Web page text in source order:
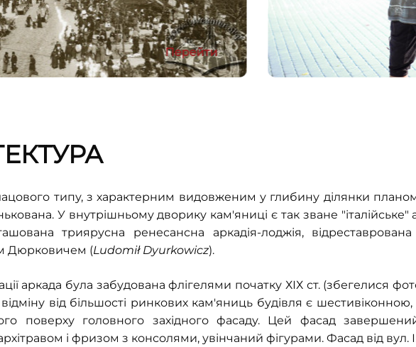
Перейти
типу, з характерним видовженим у глибину ділянки
У внутрішньому дворику кам'яниці є так зване "італійське"
триярусна ренесансна аркадія-лоджія,
Дюрковичем (Ludomił Dyurkowicz).
аркада була забудована флігелями початку ХІХ ст. (збегелися
відміну від більшості ринкових кам'яниць будівля є
поверху головного західного фасаду. Цей фасад
і фризом з консолями, увінчаний фігурами. Фасад від